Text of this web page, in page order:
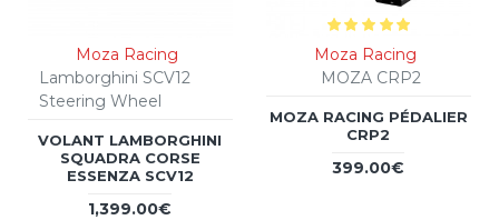
Moza Racing
Lamborghini SCV12
Steering Wheel
VOLANT LAMBORGHINI
SQUADRA CORSE
ESSENZA SCV12
1,399.00€
Moza Racing
MOZA CRP2
MOZA RACING PÉDALIER
CRP2
399.00€